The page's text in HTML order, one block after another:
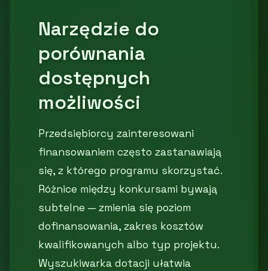
Narzędzie do
porównania
dostępnych
możliwości
Przedsiębiorcy zainteresowani
finansowaniem często zastanawiają
się, z którego programu skorzystać.
Różnice między konkursami bywają
subtelne — zmienia się poziom
dofinansowania, zakres kosztów
kwalifikowanych albo typ projektu.
Wyszukiwarka dotacji ułatwia